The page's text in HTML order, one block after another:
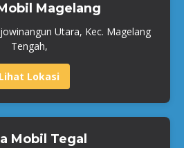
Magelang
Utara, Kec. Magelang
Tengah,
Lihat Lokasi
Mobil Tegal